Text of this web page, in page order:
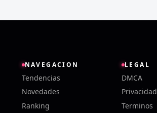
NAVEGACION
Tendencias
Novedades
Ranking
LEGAL
DMCA
Privacidad
Terminos